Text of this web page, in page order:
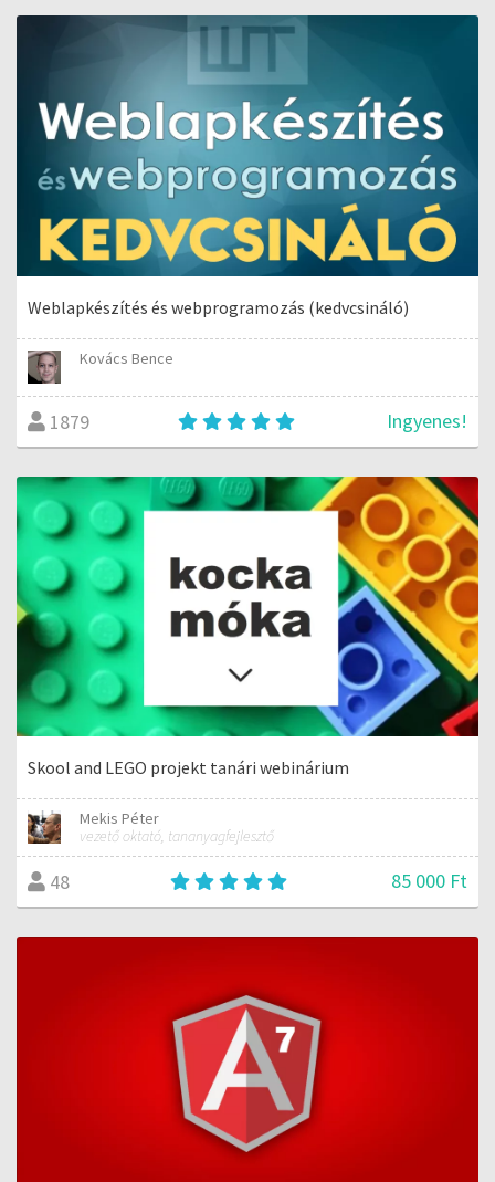
Weblapkészítés és webprogramozás (kedvcsináló)
Kovács Bence
1879 Ingyenes!
Skool and LEGO projekt tanári webinárium
Mekis Péter
vezető oktató, tananyagfejlesztő
48 85 000 Ft